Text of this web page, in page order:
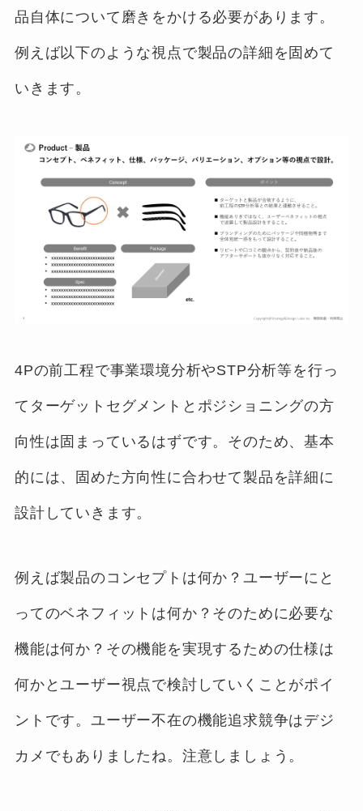
品自体について磨きをかける必要があります。
例えば以下のような視点で製品の詳細を固めて
いきます。
4Pの前工程で事業環境分析やSTP分析等を行っ
てターゲットセグメントとポジショニングの方
向性は固まっているはずです。そのため、基本
的には、固めた方向性に合わせて製品を詳細に
設計していきます。
例えば製品のコンセプトは何か？ユーザーにと
ってのベネフィットは何か？そのために必要な
機能は何か？その機能を実現するための仕様は
何かとユーザー視点で検討していくことがポイ
ントです。ユーザー不在の機能追求競争はデジ
カメでもありましたね。注意しましょう。